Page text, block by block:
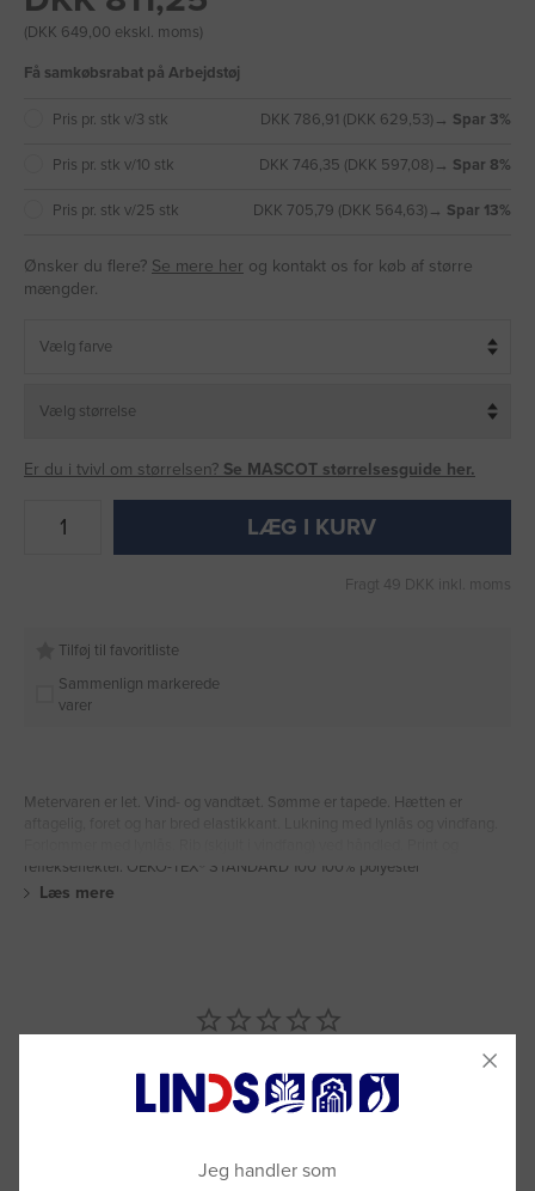
(DKK 649,00 ekskl. moms)
Få samkøbsrabat på Arbejdstøj
Pris pr. stk v/3 stk DKK 786,91 (DKK 629,53) → Spar 3%
Pris pr. stk v/10 stk DKK 746,35 (DKK 597,08) → Spar 8%
Pris pr. stk v/25 stk DKK 705,79 (DKK 564,63) → Spar 13%
Ønsker du flere? Se mere her og kontakt os for køb af større
mængder.
Er du i tvivl om størrelsen? Se MASCOT størrelsesguide her.
LÆG I KURV
Fragt 49 DKK inkl. moms
Tilføj til favoritliste
Sammenlign markerede
varer
Metervaren er let. Vind- og vandtæt. Sømme er tapede. Hætten er
reflekseffekter. OEKO-TEX® STANDARD 100 100% polyester
Læs mere
Spørgsmål & Svar
Jeg handler som